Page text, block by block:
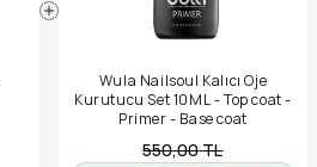
Wula Nailsoul Kalıcı Oje
Kurutucu Set 10ML - Top coat -
Primer - Base coat
550,00TL